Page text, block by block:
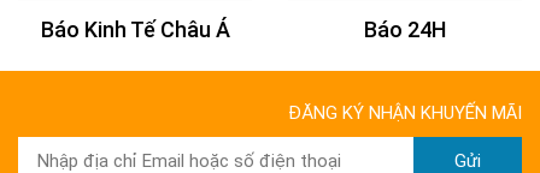
Báo Kinh Tế Châu Á Báo 24H
ĐĂNG KÝ NHẬN KHUYẾN MÃI
Gửi